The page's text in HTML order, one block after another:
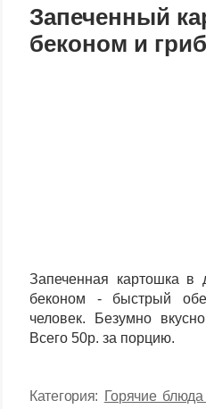
Запеченный
беконом и
Запеченная картошка в
беконом - быстрый
человек. Безумно
Всего 50р. за порцию.
Категория: Горячие